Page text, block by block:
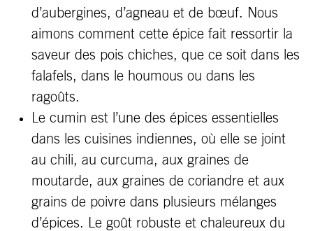
d’aubergines, d’agneau et de bœuf. Nous
aimons comment cette épice fait ressortir la
saveur des pois chiches, que ce soit dans les
falafels, dans le houmous ou dans les
ragoûts.
Le cumin est l’une des épices essentielles
dans les cuisines indiennes, où elle se joint
au chili, au curcuma, aux graines de
moutarde, aux graines de coriandre et aux
grains de poivre dans plusieurs mélanges
d’épices. Le goût robuste et chaleureux du